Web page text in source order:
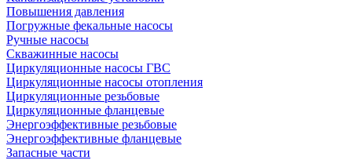
Повышения давления
Погружные фекальные насосы
Ручные насосы
Скважинные насосы
Циркуляционные насосы ГВС
Циркуляционные насосы отопления
Циркуляционные резьбовые
Циркуляционные фланцевые
Энергоэффективные резьбовые
Энергоэффективные фланцевые
Запасные части